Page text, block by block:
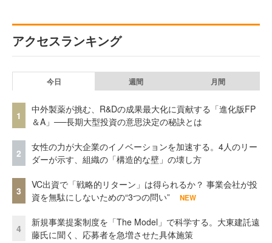
アクセスランキング
今日 週間 月間
1
中外製薬が挑む、R&Dの成果最大化に貢献する「進化版FP
＆A」──長期大型投資の意思決定の秘訣とは
2
女性の力が大企業のイノベーションを加速する。4人のリー
ダーが示す、組織の「構造的な壁」の壊し方
3
VC出資で「戦略的リターン」は得られるか？ 事業会社が投
資を無駄にしないための“3つの問い”
NEW
4
新規事業提案制度を「The Model」で科学する。大東建託遠
藤氏に聞く、応募者を急増させた具体施策